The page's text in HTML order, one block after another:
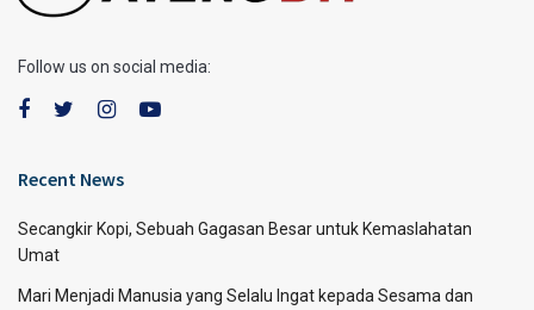
Follow us on social media:
Recent News
Secangkir Kopi, Sebuah Gagasan Besar untuk Kemaslahatan
Umat
Mari Menjadi Manusia yang Selalu Ingat kepada Sesama dan